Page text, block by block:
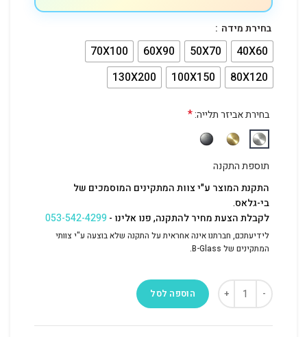
בחירת מידה
40X60
50X70
60X90
70X100
80X120
100X150
130X200
בחירת אביזר תלייה:*
תוספת התקנה
התקנת המוצר ע"י צוות המתקינים המוסמכים של
בי-גלאס.
לקבלת הצעת מחיר להתקנה, פנו אלינו -053-542-4299
לידיעתכם, חברתנו אינה אחראית על התקנה שלא בוצעה ע"י צוותי
המתקינים של B-Glass.
הוספה לסל